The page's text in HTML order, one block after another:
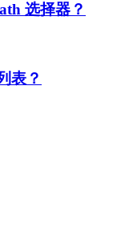
选择器？
表？